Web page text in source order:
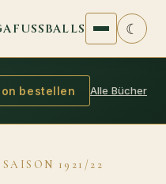
☾
bestellen Alle Bücher
1921/22